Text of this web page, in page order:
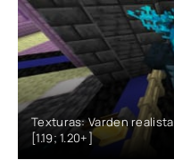
Texturas: Varden realista
[1.19; 1.20+]